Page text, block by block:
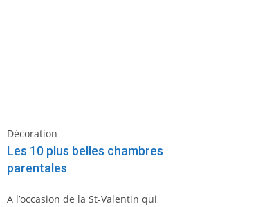
Décoration
Les 10 plus belles chambres
parentales
A l’occasion de la St-Valentin qui